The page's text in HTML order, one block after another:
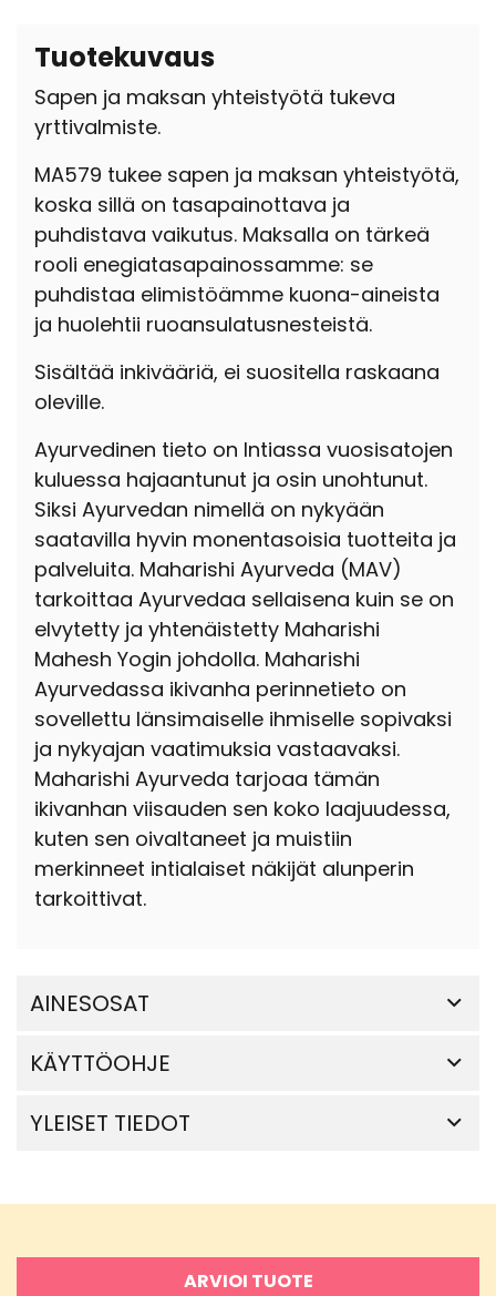
Tuotekuvaus
Sapen ja maksan yhteistyötä tukeva
yrttivalmiste.
MA579 tukee sapen ja maksan yhteistyötä,
koska sillä on tasapainottava ja
puhdistava vaikutus. Maksalla on tärkeä
rooli enegiatasapainossamme: se
puhdistaa elimistöämme kuona-aineista
ja huolehtii ruoansulatusnesteistä.
Sisältää inkivääriä, ei suositella raskaana
oleville.
Ayurvedinen tieto on Intiassa vuosisatojen
kuluessa hajaantunut ja osin unohtunut.
Siksi Ayurvedan nimellä on nykyään
saatavilla hyvin monentasoisia tuotteita ja
palveluita. Maharishi Ayurveda (MAV)
tarkoittaa Ayurvedaa sellaisena kuin se on
elvytetty ja yhtenäistetty Maharishi
Mahesh Yogin johdolla. Maharishi
Ayurvedassa ikivanha perinnetieto on
sovellettu länsimaiselle ihmiselle sopivaksi
ja nykyajan vaatimuksia vastaavaksi.
Maharishi Ayurveda tarjoaa tämän
ikivanhan viisauden sen koko laajuudessa,
kuten sen oivaltaneet ja muistiin
merkinneet intialaiset näkijät alunperin
tarkoittivat.
AINESOSAT
KÄYTTÖOHJE
YLEISET TIEDOT
ARVIOI TUOTE